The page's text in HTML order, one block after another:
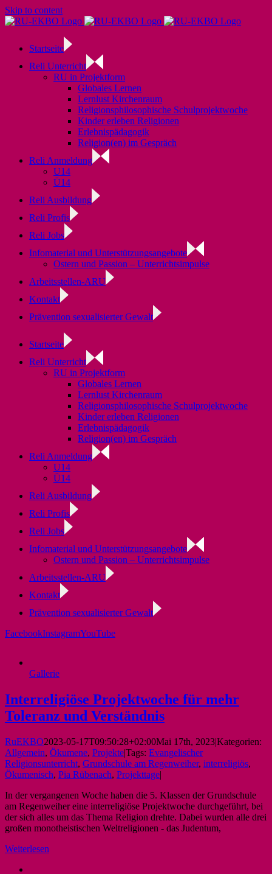
Skip to content
Startseite
Reli Unterricht
RU in Projektform
Globales Lernen
Lernlust Kirchenraum
Religionsphilosophische Schulprojektwoche
Kinder erleben Religionen
Erlebnispädagogik
Religion(en) im Gespräch
Reli Anmeldung
U14
Ü14
Reli Ausbildung
Reli Profis
Reli Jobs
Infomaterial und Unterstützungsangebote
Ostern und Passion – Unterrichtsimpulse
Arbeitsstellen-ARU
Kontakt
Prävention sexualisierter Gewalt
Startseite
Reli Unterricht
RU in Projektform
Globales Lernen
Lernlust Kirchenraum
Religionsphilosophische Schulprojektwoche
Kinder erleben Religionen
Erlebnispädagogik
Religion(en) im Gespräch
Reli Anmeldung
U14
Ü14
Reli Ausbildung
Reli Profis
Reli Jobs
Infomaterial und Unterstützungsangebote
Ostern und Passion – Unterrichtsimpulse
Arbeitsstellen-ARU
Kontakt
Prävention sexualisierter Gewalt
FacebookInstagramYouTube
Gallerie
Interreligiöse Projektwoche für mehr
Toleranz und Verständnis
RuEKBO2023-05-17T09:50:28+02:00Mai 17th, 2023|Kategorien:
Allgemein, Ökumene, Projekte|Tags: Evangelischer
Religionsunterricht, Grundschule am Regenweiher, interreligiös,
Ökumenisch, Pia Rübenach, Projekttage|
In der vergangenen Woche haben die 5. Klassen der Grundschule
am Regenweiher eine interreligiöse Projektwoche durchgeführt, bei
der sich alles um das Thema Religion drehte. Dabei wurden alle drei
großen monotheistischen Weltreligionen - das Judentum,
Weiterlesen